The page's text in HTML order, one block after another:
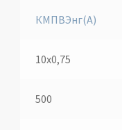
КМПВЭнг(А)
10х0,75
500